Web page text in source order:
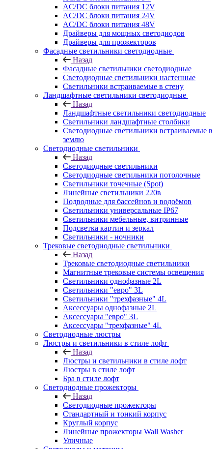
AC/DC блоки питания 12V
AC/DC блоки питания 24V
AC/DC блоки питания 48V
Драйверы для мощных светодиодов
Драйверы для прожекторов
Фасадные светильники светодиодные
Назад
Фасадные светильники светодиодные
Светодиодные светильники настенные
Светильники встраиваемые в стену
Ландшафтные светильники светодиодные
Назад
Ландшафтные светильники светодиодные
Светильники ландшафтные столбики
Светодиодные светильники встраиваемые в
землю
Светодиодные светильники
Назад
Светодиодные светильники
Светодиодные светильники потолочные
Светильники точечные (Spot)
Линейные светильники 220в
Подводные для бассейнов и водоёмов
Светильники универсальные IP67
Светильники мебельные, витринные
Подсветка картин и зеркал
Светильники - ночники
Трековые светодиодные светильники
Назад
Трековые светодиодные светильники
Магнитные трековые системы освещения
Светильники однофазные 2L
Светильники "евро" 3L
Светильники "трехфазные" 4L
Аксессуары однофазные 2L
Аксессуары "евро" 3L
Аксессуары "трехфазные" 4L
Светодиодные люстры
Люстры и светильники в стиле лофт
Назад
Люстры и светильники в стиле лофт
Люстры в стиле лофт
Бра в стиле лофт
Светодиодные прожекторы
Назад
Светодиодные прожекторы
Стандартный и тонкий корпус
Круглый корпус
Линейные прожекторы Wall Washer
Уличные